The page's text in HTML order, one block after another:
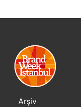
Arşiv